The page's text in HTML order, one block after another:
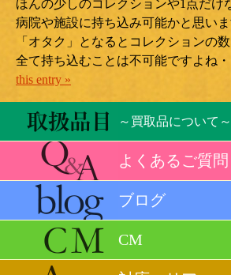
ほんの少しのコレクションや1点だけ
病院や施設に持ち込み可能かと思いま
「オタク」となるとコレクションの
全て持ち込むことは不可能ですよね・
this entry »
～買取品について～
よくあるご質問
ブログ
CM